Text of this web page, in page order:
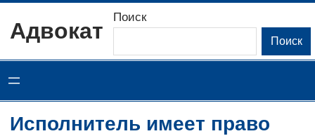
Адвокат
Поиск
Поиск
Исполнитель имеет право